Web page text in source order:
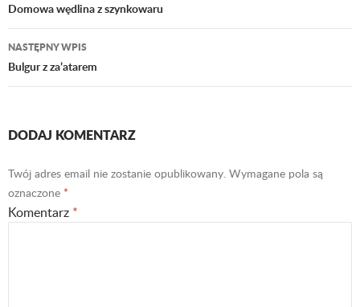
Nawigacja
wpisu
Domowa wędlina z szynkowaru
NASTĘPNY WPIS
Bulgur z za’atarem
DODAJ KOMENTARZ
Twój adres email nie zostanie opublikowany. Wymagane pola są
oznaczone *
Komentarz *